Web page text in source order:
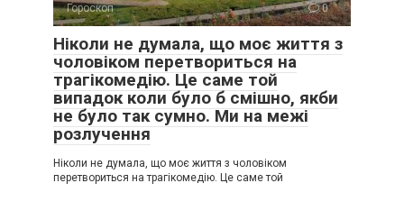
Гороскоп 0
Ніколи не думала, що моє життя з
чоловіком перетвориться на
трагікомедію. Це саме той
випадок коли було б смішно, якби
не було так сумно. Ми на межі
розлучення
Ніколи не думала, що моє життя з чоловіком
перетвориться на трагікомедію. Це саме той